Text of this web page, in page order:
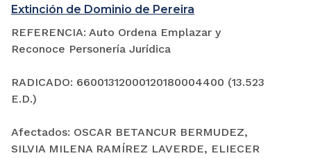
Extinción de Dominio de Pereira
REFERENCIA: Auto Ordena Emplazar y
Reconoce Personería Jurídica
RADICADO: 66001312000120180004400 (13.523
E.D.)
Afectados: OSCAR BETANCUR BERMUDEZ,
SILVIA MILENA RAMÍREZ LAVERDE, ELIECER